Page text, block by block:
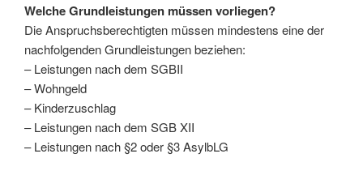
Welche Grundleistungen müssen vorliegen?
Die Anspruchsberechtigten müssen mindestens eine der
nachfolgenden Grundleistungen beziehen:
– Leistungen nach dem SGBII
– Wohngeld
– Kinderzuschlag
– Leistungen nach dem SGB XII
– Leistungen nach §2 oder §3 AsylbLG